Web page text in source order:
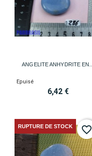
ANGELITE ANHYDRITE EN...
Epuisé
6,42 €
RUPTURE DE STOCK favorite_border